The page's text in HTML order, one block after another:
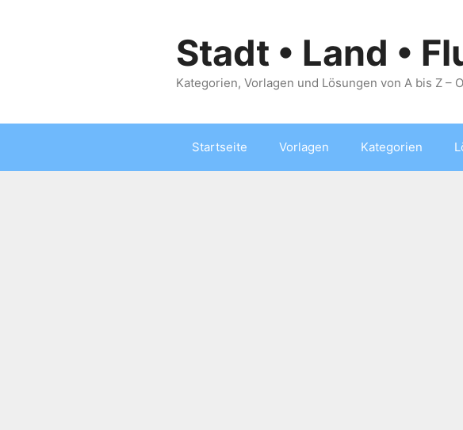
Stadt • Land •
Kategorien, Vorlagen und Lösungen von A bis Z –
Startseite Vorlagen Kategorien